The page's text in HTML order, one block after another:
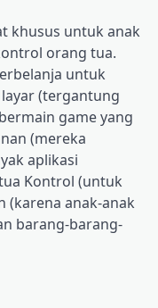
khusus untuk anak
orang tua.
untuk
(tergantung
game yang
(mereka
aplikasi
Kontrol (untuk
(karena anak-anak
barang-barang-